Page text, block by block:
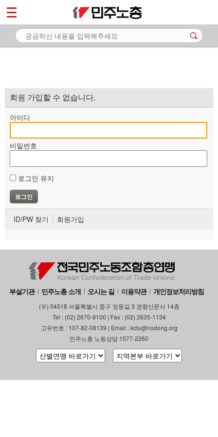
회원 가입할 수 없습니다.
아이디
비밀번호
로그인 유지
ID/PW 찾기 회원가입
부설기관 민주노총 소개 오시는 길 이용약관 개인정보처리방침
(우) 04518 서울특별시 중구 정동길 3 경향신문사 14층
Tel : (02) 2670-9100 | Fax : (02) 2635-1134
고유번호 : 107-82-08139 | Email : kctu@nodong.org
민주노총 노동상담 1577-2260
마이페이지
소개
자료
부설기관